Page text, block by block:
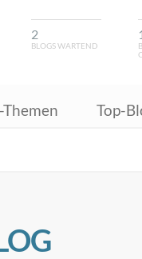
2
BLOGS WARTEND
Themen Top-